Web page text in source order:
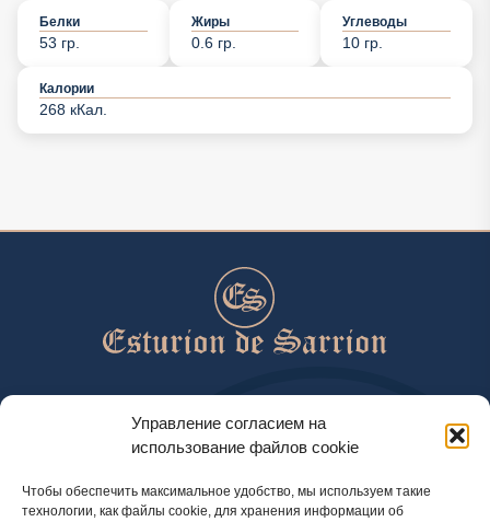
Управление согласием на
использование файлов cookie
Чтобы обеспечить максимальное удобство, мы используем такие
технологии, как файлы cookie, для хранения информации об
Белки
53 гр.
Жиры
0.6 гр.
Углеводы
10 гр.
Калории
268 кКал.
с 9 до 18 (GMT+2) по будням